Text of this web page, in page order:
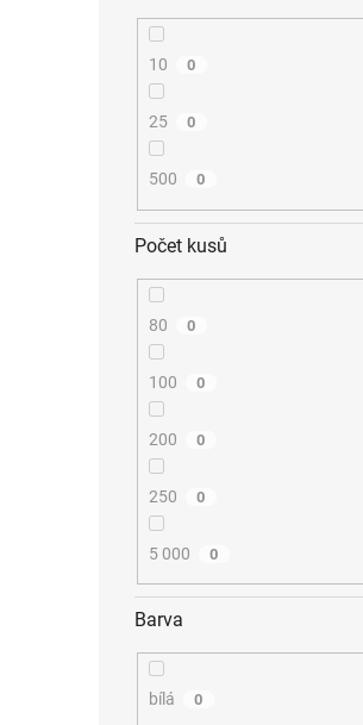
10 0
25 0
500 0
Počet kusů
80 0
100 0
200 0
250 0
5 000 0
Barva
bílá 0